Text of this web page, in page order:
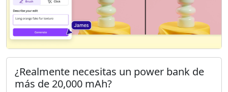
¿Realmente necesitas un power bank de
más de 20,000 mAh?